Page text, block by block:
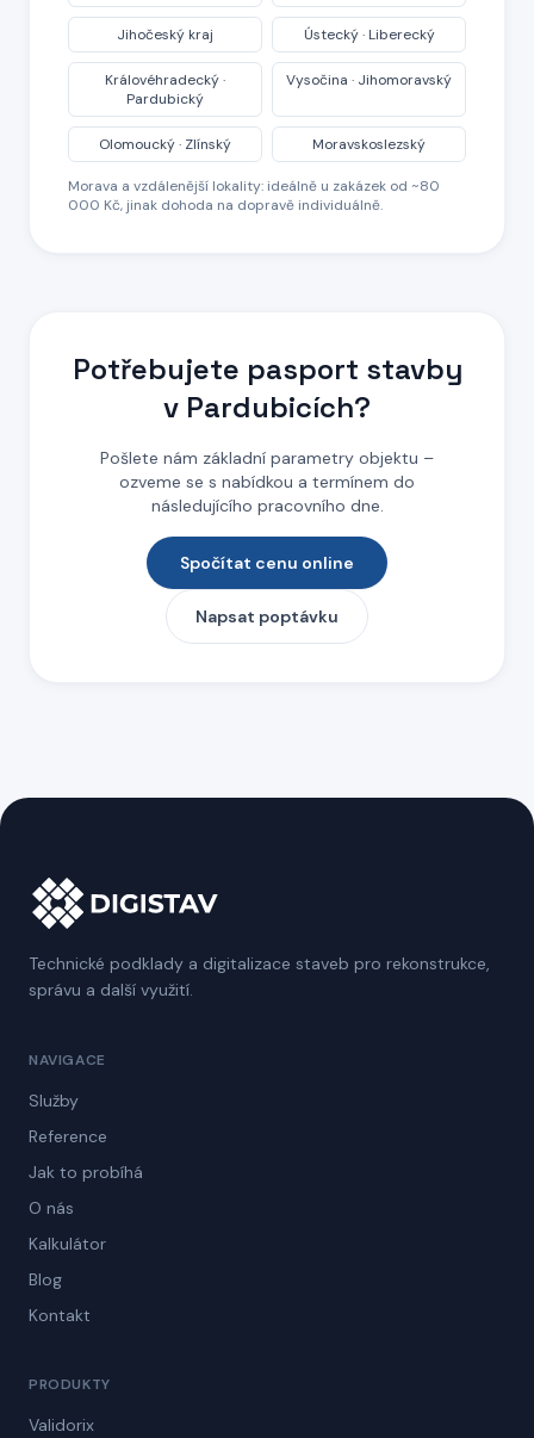
Jihočeský kraj Ústecký · Liberecký
Královéhradecký ·
Pardubický
Vysočina · Jihomoravský
Olomoucký · Zlínský Moravskoslezský
Morava a vzdálenější lokality: ideálně u zakázek od ~80
000 Kč, jinak dohoda na dopravě individuálně.
Potřebujete pasport stavby
v Pardubicích?
Pošlete nám základní parametry objektu –
ozveme se s nabídkou a termínem do
následujícího pracovního dne.
Spočítat cenu online
Napsat poptávku
Technické podklady a digitalizace staveb pro rekonstrukce,
správu a další využití.
NAVIGACE
Služby
Reference
Jak to probíhá
O nás
Kalkulátor
Blog
Kontakt
PRODUKTY
Validorix